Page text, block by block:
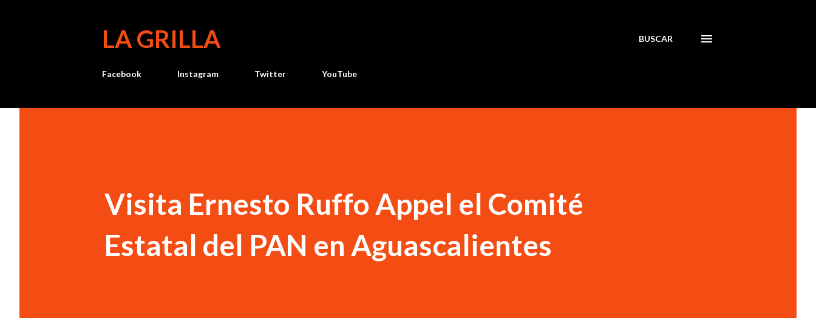
LA GRILLA BUSCAR
Facebook Instagram Twitter YouTube
Visita Ernesto Ruffo Appel el Comité
Estatal del PAN en Aguascalientes